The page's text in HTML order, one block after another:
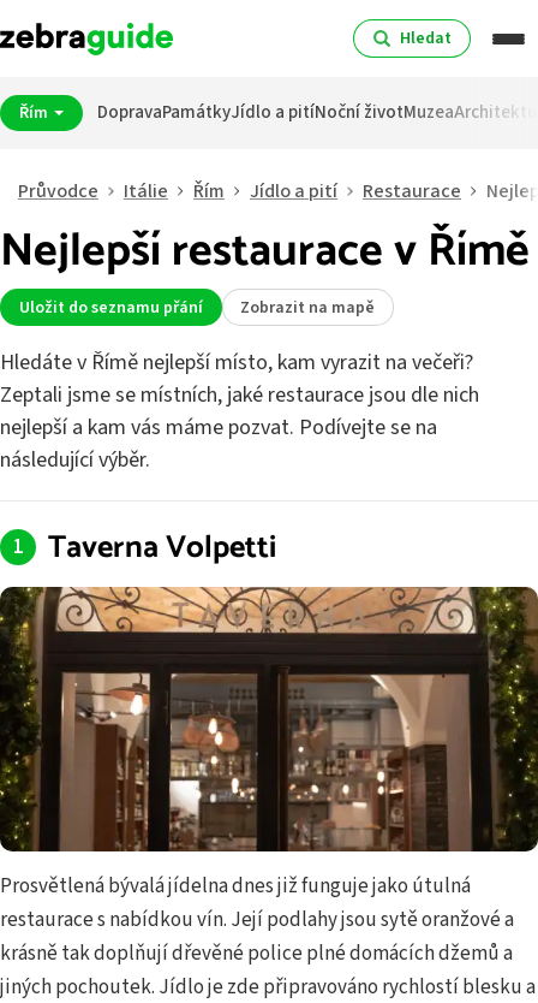
Hledat
Řím DopravaPamátkyJídlo a pitíNoční životMuzea
Průvodce Itálie Řím Jídlo a pití Restaurace
Nejlepší restaurace v Římě
Uložit do seznamu přání Zobrazit na mapě
Hledáte v Římě nejlepší místo, kam vyrazit na večeři?
Zeptali jsme se místních, jaké restaurace jsou dle nich
nejlepší a kam vás máme pozvat. Podívejte se na
následující výběr.
Taverna Volpetti
Prosvětlená bývalá jídelna dnes již funguje jako útulná
restaurace s nabídkou vín. Její podlahy jsou sytě oranžové a
krásně tak doplňují dřevěné police plné domácích džemů a
jiných pochoutek. Jídlo je zde připravováno rychlostí blesku a